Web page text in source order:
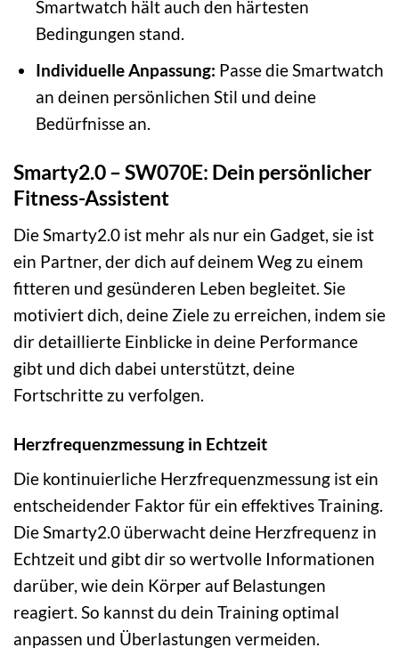
Smartwatch hält auch den härtesten
Bedingungen stand.
Individuelle Anpassung: Passe die Smartwatch
an deinen persönlichen Stil und deine
Bedürfnisse an.
Smarty2.0 – SW070E: Dein persönlicher
Fitness-Assistent
Die Smarty2.0 ist mehr als nur ein Gadget, sie ist
ein Partner, der dich auf deinem Weg zu einem
fitteren und gesünderen Leben begleitet. Sie
motiviert dich, deine Ziele zu erreichen, indem sie
dir detaillierte Einblicke in deine Performance
gibt und dich dabei unterstützt, deine
Fortschritte zu verfolgen.
Herzfrequenzmessung in Echtzeit
Die kontinuierliche Herzfrequenzmessung ist ein
entscheidender Faktor für ein effektives Training.
Die Smarty2.0 überwacht deine Herzfrequenz in
Echtzeit und gibt dir so wertvolle Informationen
darüber, wie dein Körper auf Belastungen
reagiert. So kannst du dein Training optimal
anpassen und Überlastungen vermeiden.